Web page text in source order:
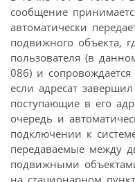
сообщение
автоматически
подвижного объекта,
пользователя (в
086) и
если адресат
поступающие в его
очередь и
подключении к
передаваемые между
подвижными